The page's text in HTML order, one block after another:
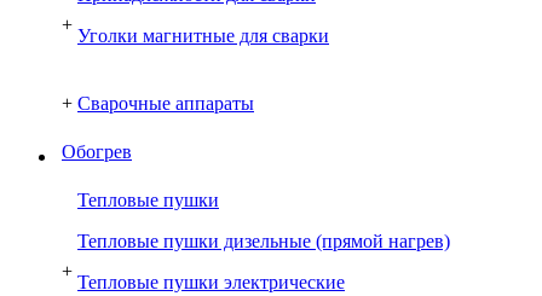
+
Уголки магнитные для сварки
+ Сварочные аппараты
Обогрев
+
Тепловые пушки
Тепловые пушки дизельные (прямой нагрев)
Тепловые пушки электрические